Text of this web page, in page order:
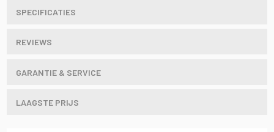
SPECIFICATIES
REVIEWS
GARANTIE & SERVICE
LAAGSTE PRIJS